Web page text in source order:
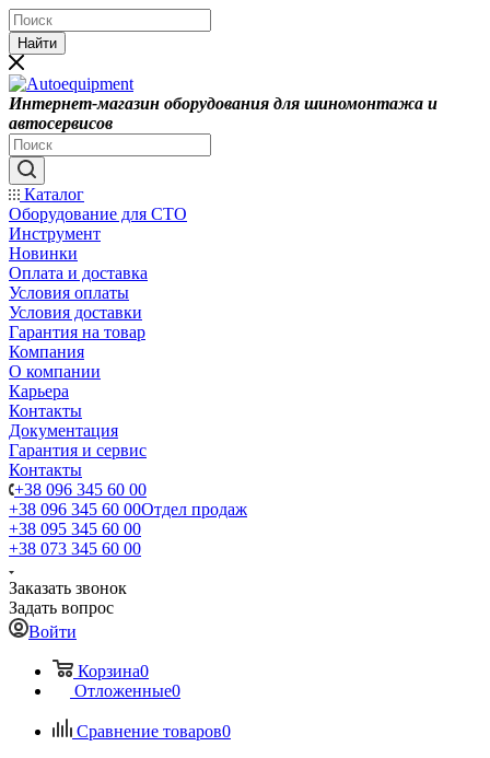
Найти
Интернет-магазин оборудования для шиномонтажа и
автосервисов
Каталог
Оборудование для СТО
Инструмент
Новинки
Оплата и доставка
Условия оплаты
Условия доставки
Гарантия на товар
Компания
О компании
Карьера
Контакты
Документация
Гарантия и сервис
Контакты
+38 096 345 60 00
+38 096 345 60 00Отдел продаж
+38 095 345 60 00
+38 073 345 60 00
Заказать звонок
Задать вопрос
Войти
Корзина0
Отложенные0
Сравнение товаров0